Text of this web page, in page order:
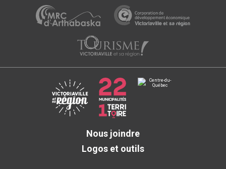
Nous joindre
Logos et outils